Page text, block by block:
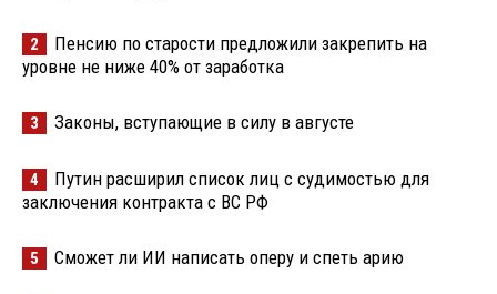
2
Пенсию по старости предложили закрепить на
уровне не ниже 40% от заработка
3 Законы, вступающие в силу в августе
4
Путин расширил список лиц с судимостью для
заключения контракта с ВС РФ
5 Сможет ли ИИ написать оперу и спеть арию